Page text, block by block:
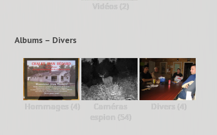
Vidéos (2)
Albums – Divers
Hommages (4)
Caméras
espion (54)
Divers (4)